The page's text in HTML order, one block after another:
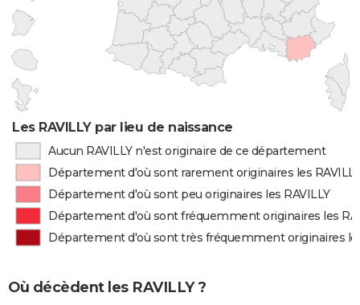
Les RAVILLY par lieu de naissance
Aucun RAVILLY n'est originaire de ce département
Département d'où sont rarement originaires les
Département d'où sont peu originaires les RAVILLY
Département d'où sont fréquemment originaires les
Département d'où sont très fréquemment originaires
Où décèdent les RAVILLY ?